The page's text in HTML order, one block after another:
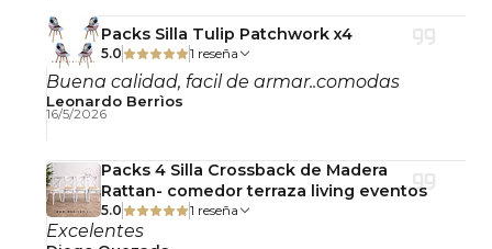
Packs Silla Tulip Patchwork x4
5.0 1 reseña
Buena calidad, facil de armar..comodas
Leonardo Berrìos
16/5/2026
Packs 4 Silla Crossback de Madera
Rattan- comedor terraza living eventos
5.0 1 reseña
Excelentes